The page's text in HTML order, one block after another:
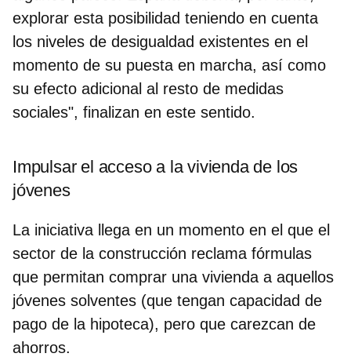
explorar esta posibilidad teniendo en cuenta
los niveles de desigualdad existentes en el
momento de su puesta en marcha, así como
su efecto adicional al resto de medidas
sociales", finalizan en este sentido.
Impulsar el acceso a la vivienda de los
jóvenes
La iniciativa llega en un momento en el que el
sector de la construcción reclama fórmulas
que permitan comprar una vivienda a aquellos
jóvenes solventes (que tengan capacidad de
pago de la hipoteca), pero que carezcan de
ahorros.